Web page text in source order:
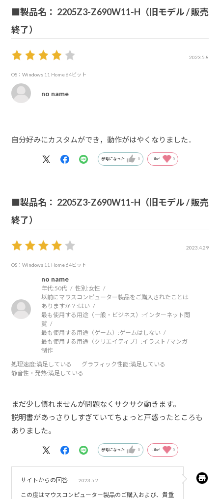
■製品名： 2205Z3-Z690W11-H（旧モデル / 販売
終了）
2023.5.8
OS：Windows 11 Home 64ビット
no name
自分好みにカスタムができ，動作がはやくなりました．
参考になった 0 Like! 0
■製品名： 2205Z3-Z690W11-H（旧モデル / 販売
終了）
2023.4.29
OS：Windows 11 Home 64ビット
no name
年代:50代 性別:女性
以前にマウスコンピューター製品をご購入されたことは
ありますか？:はい
最も使用する用途（一般・ビジネス）:インターネット閲
覧
最も使用する用途（ゲーム）:ゲームはしない
最も使用する用途（クリエイティブ）:イラスト / マンガ
制作
処理速度:満足している グラフィック性能:満足している
静音性・発熱:満足している
まだ少し慣れませんが問題なくサクサク動きます。
説明書があっさりしすぎていてちょっと戸惑ったところも
ありました。
参考になった 0 Like! 0
サイトからの回答 2023.5.2
この度はマウスコンピューター製品のご購入および、貴重